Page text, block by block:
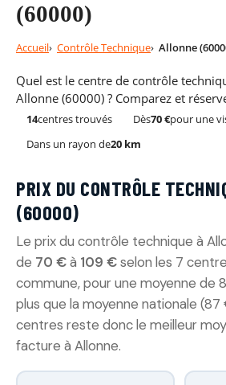
(60000)
Accueil Contrôle Technique Allonne
Quel est le centre de contrôle
Allonne (60000) ? Comparez et
14centres trouvés Dès70 €pour une
Dans un rayon de20 km
PRIX DU CONTRÔLE
(60000)
Le prix du contrôle technique à
de 70 €à 109 €selon les 7
commune, pour une moyenne de
plus que la moyenne nationale
centres reste donc le meilleur
facture à Allonne.